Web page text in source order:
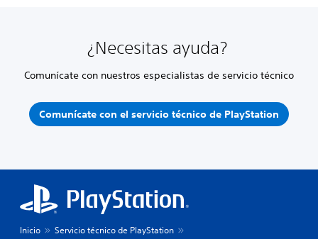
¿Necesitas ayuda?
Comunícate con nuestros especialistas de servicio técnico
Comunícate con el servicio técnico de PlayStation
Inicio
Servicio técnico de PlayStation